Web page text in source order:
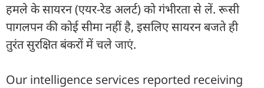
हमले के सायरन (एयर-रेड अलर्ट) को गंभीरता से लें. रूसी
पागलपन की कोई सीमा नहीं है, इसलिए सायरन बजते ही
तुरंत सुरक्षित बंकरों में चले जाएं.
Our intelligence services reported receiving